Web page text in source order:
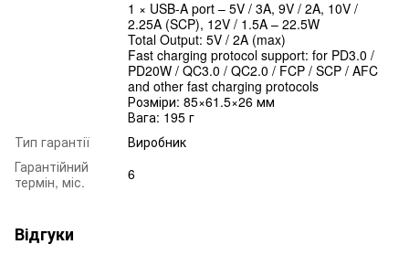
1 × USB-A port – 5V / 3A, 9V / 2A, 10V /
2.25A (SCP), 12V / 1.5A – 22.5W
Total Output: 5V / 2A (max)
Fast charging protocol support: for PD3.0 /
PD20W / QC3.0 / QC2.0 / FCP / SCP / AFC
and other fast charging protocols
Розміри: 85×61.5×26 мм
Вага: 195 г
Тип гарантії
Виробник
Гарантійний
термін, міс.
6
Відгуки